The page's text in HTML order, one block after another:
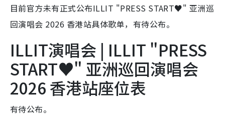
目前官方未有正式公布ILLIT "PRESS START♥︎" 亚洲巡
回演唱会 2026 香港站具体歌单，有待公布。
ILLIT演唱会 | ILLIT "PRESS
START♥︎" 亚洲巡回演唱会
2026 香港站座位表
有待公布。